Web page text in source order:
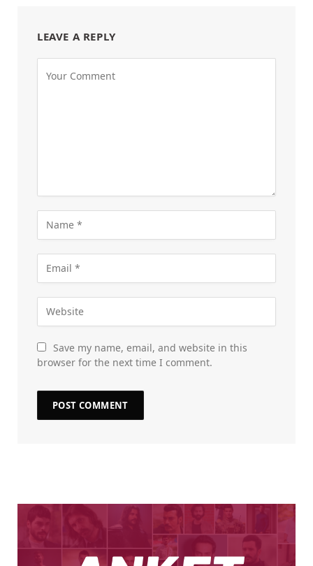
LEAVE A REPLY
Save my name, email, and website in this
browser for the next time I comment.